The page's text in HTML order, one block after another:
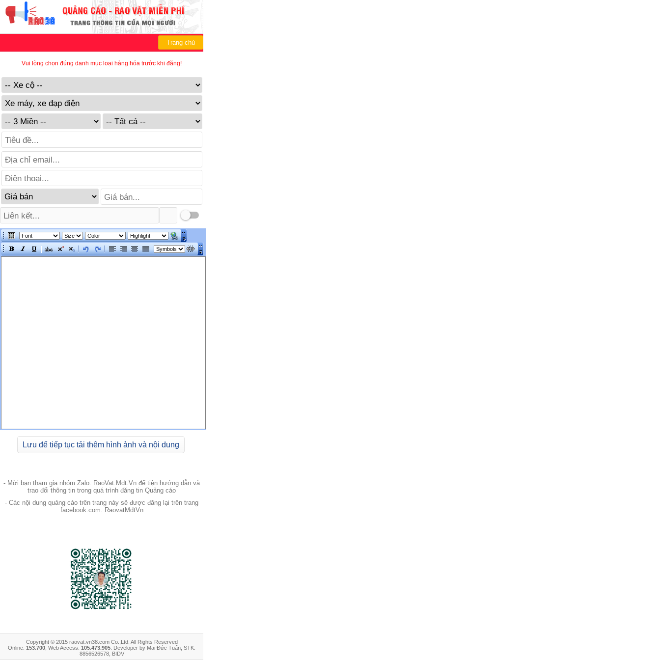
Trang chủ
Vui lòng chọn đúng danh mục loại hàng hóa trước khi đăng!
Lưu để tiếp tục tải thêm hình ảnh và nội dung
- Mời bạn tham gia nhóm Zalo: RaoVat.Mdt.Vn để tiện hướng dẫn và
trao đổi thông tin trong quá trình đăng tin Quảng cáo
- Các nội dung quảng cáo trên trang này sẽ được đăng lại trên trang
facebook.com: RaovatMdtVn
Copyright © 2015 raovat.vn38.com Co.,Ltd. All Rights Reserved
Online: 153.700 , Web Access: 105.473.905 . Developer by Mai Đức Tuấn, STK:
8856526578, BIDV